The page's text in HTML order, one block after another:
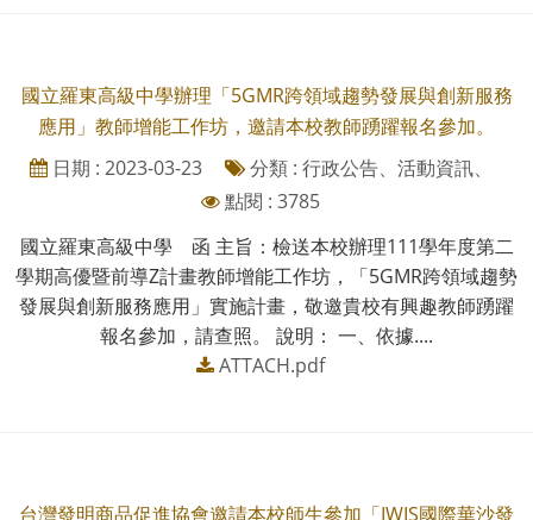
國立羅東高級中學辦理「5GMR跨領域趨勢發展與創新服務
應用」教師增能工作坊，邀請本校教師踴躍報名參加。
日期 : 2023-03-23
分類 : 行政公告、活動資訊、
點閱 : 3785
國立羅東高級中學 函 主旨：檢送本校辦理111學年度第二
學期高優暨前導Z計畫教師增能工作坊，「5GMR跨領域趨勢
發展與創新服務應用」實施計畫，敬邀貴校有興趣教師踴躍
報名參加，請查照。 說明： 一、依據....
ATTACH.pdf
台灣發明商品促進協會邀請本校師生參加「IWIS國際華沙發